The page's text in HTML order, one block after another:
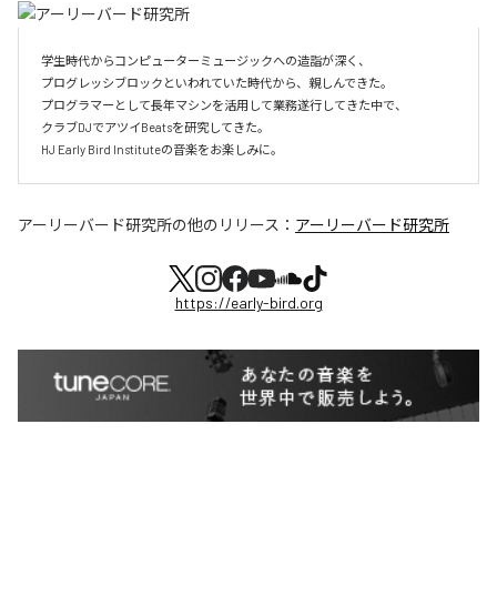
学生時代からコンピューターミュージックへの造詣が深く、
プログレッシブロックといわれていた時代から、親しんできた。
プログラマーとして長年マシンを活用して業務遂行してきた中で、
クラブDJでアツイBeatsを研究してきた。
HJ Early Bird Instituteの音楽をお楽しみに。
アーリーバード研究所の他のリリース： アーリーバード研究所
https://early-bird.org